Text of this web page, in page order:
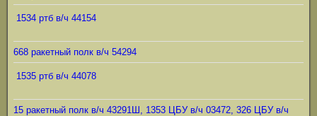
1534 ртб в/ч 44154
668 ракетный полк в/ч 54294
1535 ртб в/ч 44078
15 ракетный полк в/ч 43291Ш, 1353 ЦБУ в/ч 03472, 326 ЦБУ в/ч